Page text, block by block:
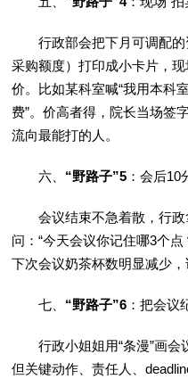
行政部会把下月可调配的
采购额度）打印成小卡片，现
价。比如某科室喊“我用本科
费”。价高者得，院长当场签
流向最能打的人。
六、 “野路子”5 ：会后10
会议结束不急着散，行政
问：“今天会议你记住哪3个点
下次会议奶茶杯数明显减少，
七、 “野路子”6 ：把会议
行政小姐姐用“条漫”画会
但关键动作、责任人、